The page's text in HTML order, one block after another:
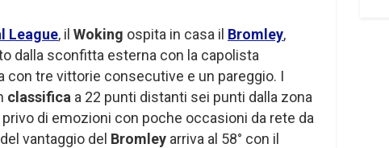
League, il Woking ospita in casa il Bromley,
dalla sconfitta esterna con la capolista
con tre vittorie consecutive e un pareggio. I
classifica a 22 punti distanti sei punti dalla zona
di emozioni con poche occasioni da rete da
vantaggio del Bromley arriva al 58° con il